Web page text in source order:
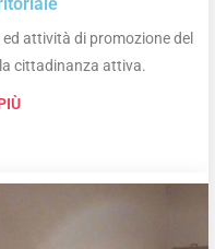
attività di promozione del
cittadinanza attiva.